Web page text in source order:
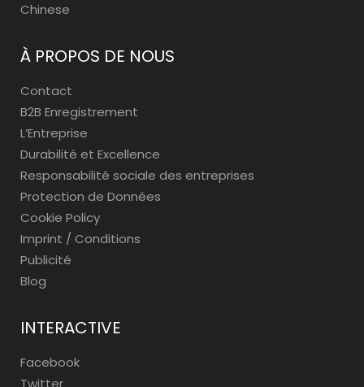
Chinese
À PROPOS DE NOUS
Contact
B2B Enregistrement
L’Entreprise
Durabilité et Excellence
Responsabilité sociale des entreprises
Protection de Données
Cookie Policy
Imprint / Conditions
Publicité
Blog
INTERACTIVE
Facebook
Twitter